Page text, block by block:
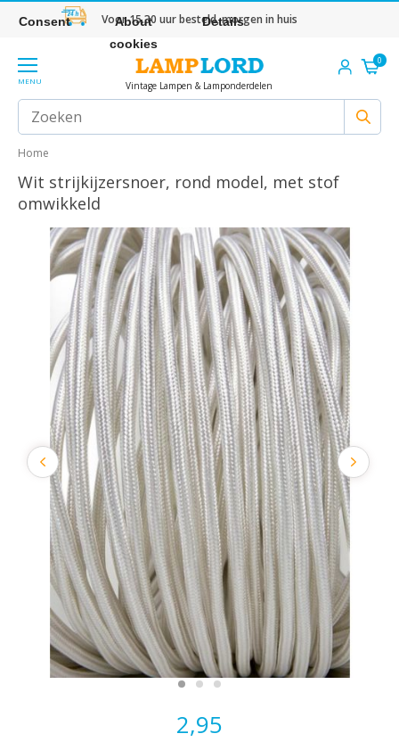
Voor 15.30 uur besteld, morgen in huis
MENU Vintage Lampen & Lamponderdelen
0
Home
Wit strijkijzersnoer, rond model, met stof
omwikkeld
2,95
Consent
About
cookies
Details